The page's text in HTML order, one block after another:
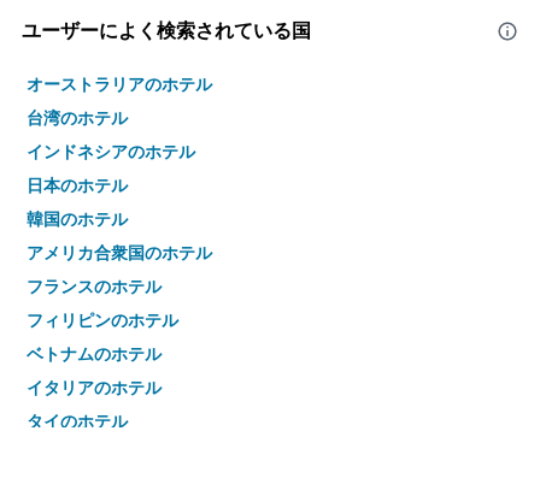
ユーザーによく検索されている国
オーストラリアのホテル
台湾のホテル
インドネシアのホテル
日本のホテル
韓国のホテル
アメリカ合衆国のホテル
フランスのホテル
フィリピンのホテル
ベトナムのホテル
イタリアのホテル
タイのホテル